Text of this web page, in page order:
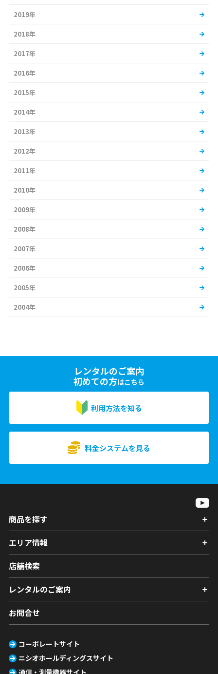
2019年
2018年
2017年
2016年
2015年
2014年
2013年
2012年
2011年
2010年
2009年
2008年
2007年
2006年
2005年
2004年
レンタルのご案内
初めての方はこちら
利用方法を知る
料金システムを見る
商品を探す
エリア情報
店舗検索
レンタルのご案内
お問合せ
コーポレートサイト
ニシオホールディングスサイト
通信・測量機器サイト